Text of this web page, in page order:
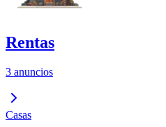
Rentas
3 anuncios
Casas